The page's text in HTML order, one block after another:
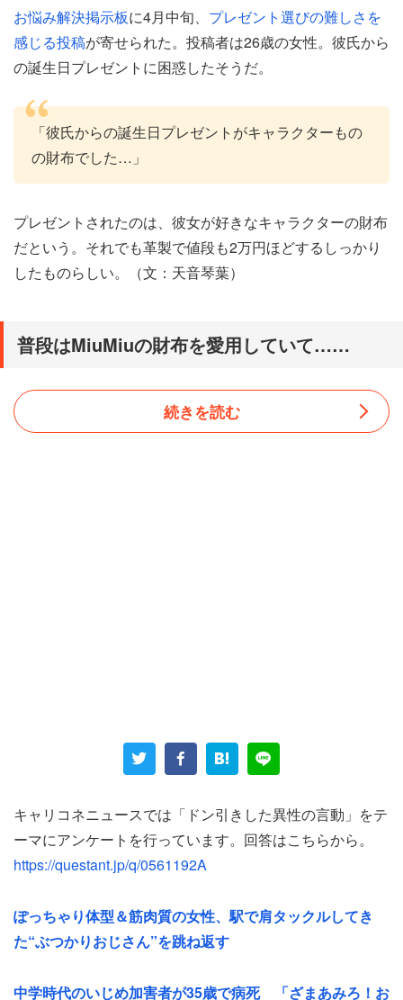
お悩み解決掲示板に4月中旬、 プレゼント選びの難しさを
感じる投稿が寄せられた。投稿者は26歳の女性。彼氏から
の誕生日プレゼントに困惑したそうだ。
「彼氏からの誕生日プレゼントがキャラクターもの
の財布でした…」
プレゼントされたのは、彼女が好きなキャラクターの財布
だという。それでも革製で値段も2万円ほどするしっかり
したものらしい。（文：天音琴葉）
普段はMiuMiuの財布を愛用していて……
「でも私26歳です。今はmiumiuの入社祝いで親から
MiuMiu（ミュウミュウ）はPRADAの姉妹ブランド。ハイ
る。MiuMiuの財布は8～12万円。投稿者は気に入っている
ようで4年ほど使っているそうだ。
普段愛用しているブランド財布とのギャップや、「結構キ
続きを読む
キャリコネニュースでは「ドン引きした異性の言動」をテ
ーマにアンケートを行っています。回答はこちらから。
https://questant.jp/q/0561192A
ぽっちゃり体型＆筋肉質の女性、駅で肩タックルしてき
た“ぶつかりおじさん”を跳ね返す
中学時代のいじめ加害者が35歳で病死 「ざまあみろ！お